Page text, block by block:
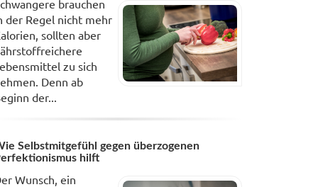
brauchen
der Regel nicht mehr
sollten aber
zu sich
Denn ab
der...
Selbstmitgefühl gegen überzogenen
hilft
Wunsch, ein